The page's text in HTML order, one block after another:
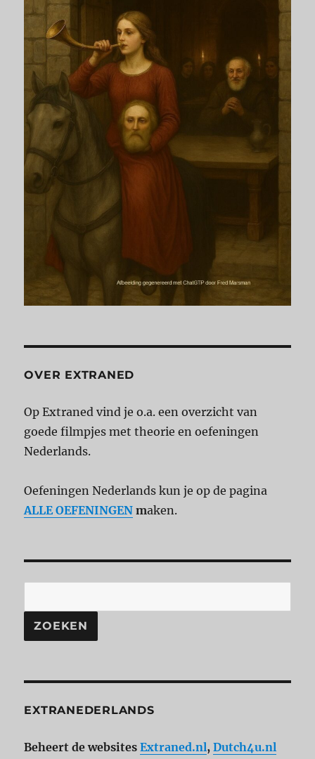
OVER EXTRANED
Op Extraned vind je o.a. een overzicht van
goede filmpjes met theorie en oefeningen
Nederlands.
Oefeningen Nederlands kun je op de pagina
ALLE OEFENINGEN maken.
ZOEKEN
EXTRANEDERLANDS
Beheert de websitesExtraned.nl,Dutch4u.nl